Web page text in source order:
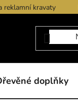
reklamní kravaty
doplňky